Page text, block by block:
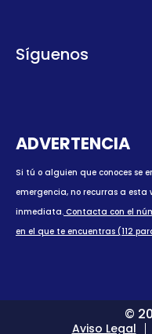
Síguenos
ADVERTENCIA
Si tú o alguien que conoces se
emergencia, no recurras a
inmediata. Contacta con el
en el que te encuentras (112
©
Aviso Legal